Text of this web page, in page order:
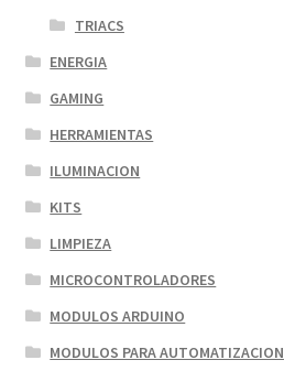
TRIACS
ENERGIA
GAMING
HERRAMIENTAS
ILUMINACION
KITS
LIMPIEZA
MICROCONTROLADORES
MODULOS ARDUINO
MODULOS PARA AUTOMATIZACION